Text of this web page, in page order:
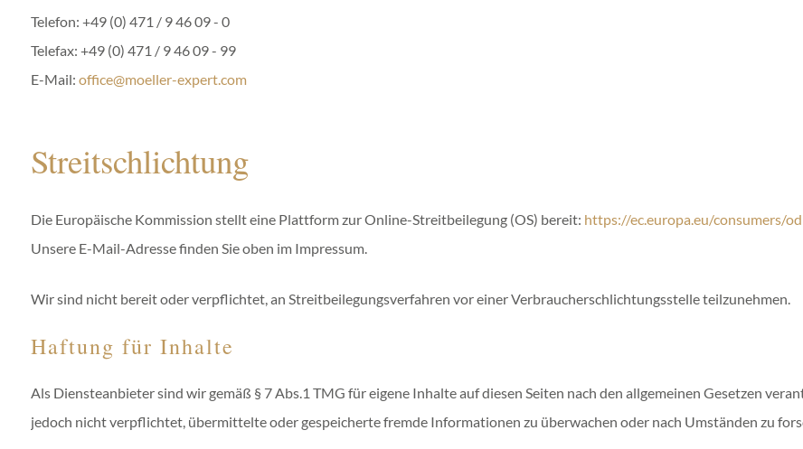
Telefon: +49 (0) 471 / 9 46 09 - 0
Telefax: +49 (0) 471 / 9 46 09 - 99
E-Mail: office@moeller-expert.com
Streitschlichtung
Die Europäische Kommission stellt eine Plattform zur Online-Streitbeilegung (OS) bereit: https://ec.europa.eu/consumers/
Unsere E-Mail-Adresse finden Sie oben im Impressum.
Wir sind nicht bereit oder verpflichtet, an Streitbeilegungsverfahren vor einer Verbraucherschlichtungsstelle teilzunehmen.
Haftung für Inhalte
Als Diensteanbieter sind wir gemäß § 7 Abs.1 TMG für eigene Inhalte auf diesen Seiten nach den allgemeinen Gesetzen
jedoch nicht verpflichtet, übermittelte oder gespeicherte fremde Informationen zu überwachen oder nach Umständen zu